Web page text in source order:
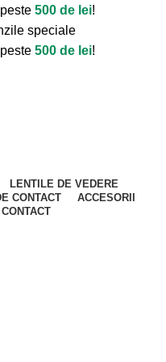
500 de lei!
speciale
500 de lei!
LENTILE DE VEDERE
CONTACT
ACCESORII
CONTACT